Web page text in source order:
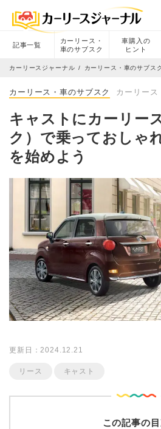
記事一覧
カーリース・
車のサブスク
車購入の
ヒント
カーリースジャーナル カーリース・車のサブスク
カーリース・車のサブスク カーリース
キャストにカーリー
ク）で乗っておしゃ
を始めよう
更新日：2024.12.21
リース キャスト
この記事の